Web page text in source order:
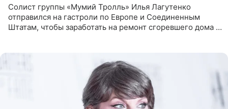
Солист группы «Мумий Тролль» Илья Лагутенко
отправился на гастроли по Европе и Соединенным
Штатам, чтобы заработать на ремонт сгоревшего дома в